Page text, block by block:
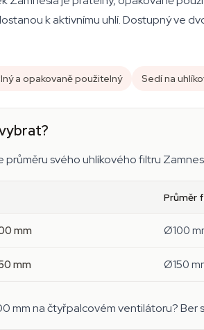
k aktivnímu uhlí. Dostupný ve
a opakovaně použitelný Sedí na
průměru svého uhlíkového filtru
Průměr
mm Ø100
mm Ø150
mm na čtyřpalcovém ventilátoru?